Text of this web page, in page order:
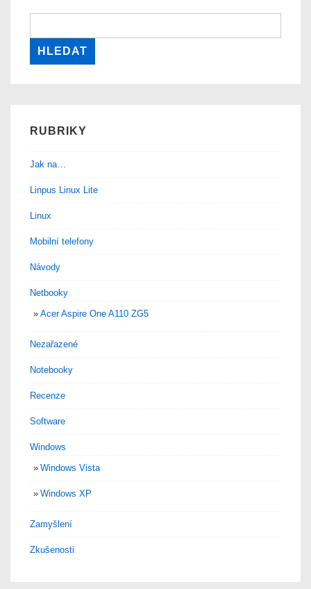
RUBRIKY
Jak na…
Linpus Linux Lite
Linux
Mobilní telefony
Návody
Netbooky
Acer Aspire One A110 ZG5
Nezařazené
Notebooky
Recenze
Software
Windows
Windows Vista
Windows XP
Zamyšlení
Zkušenosti